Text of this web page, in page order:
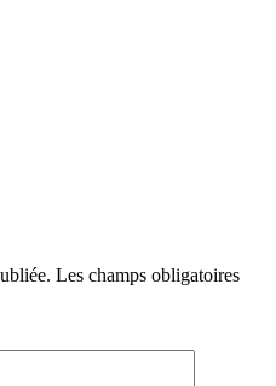
Les champs obligatoires